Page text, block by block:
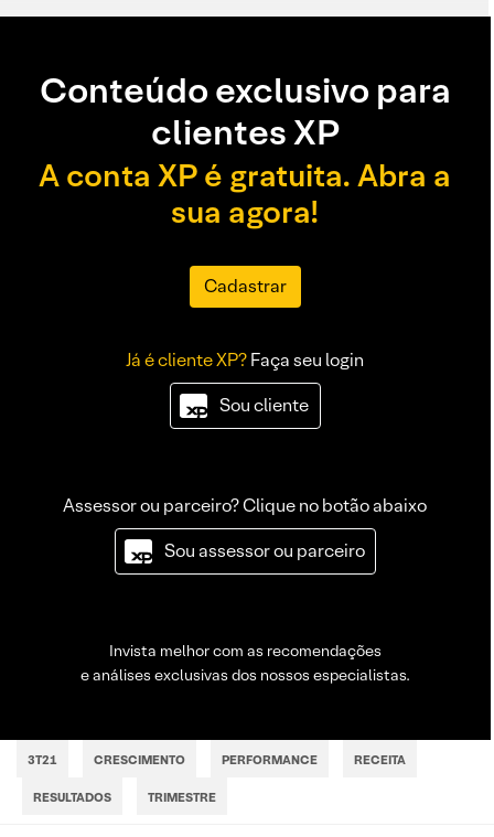
Conteúdo exclusivo para
clientes XP
A conta XP é gratuita. Abra a
sua agora!
Cadastrar
Já é cliente XP?Faça seu login
Sou cliente
Assessor ou parceiro? Clique no botão abaixo
Sou assessor ou parceiro
Invista melhor com as recomendações
e análises exclusivas dos nossos especialistas.
3T21 CRESCIMENTO PERFORMANCE RECEITA
RESULTADOS TRIMESTRE